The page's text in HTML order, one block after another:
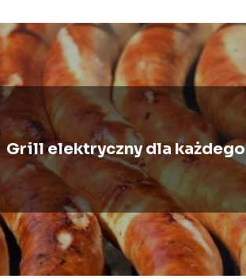
Grill elektryczny dla każdego